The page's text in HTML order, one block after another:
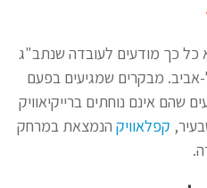
כל כך מודעים לעובדה שנתב"ג
מבקרים שמגיעים בפעם
שהם אינם נוחתים ברייקיאוויק
קפלאוויק הנמצאת במרחק